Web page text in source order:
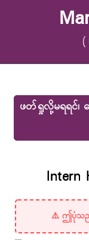
(
ဖတ်ရှုလို့မရရင်၊
Intern